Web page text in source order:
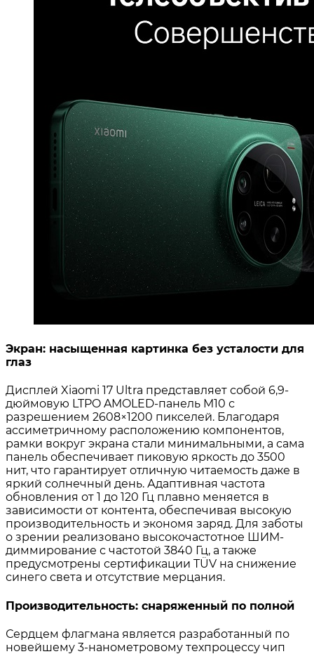
Экран: насыщенная картинка без усталости для
глаз
Дисплей Xiaomi 17 Ultra представляет собой 6,9-
дюймовую LTPO AMOLED-панель M10 с
разрешением 2608×1200 пикселей. Благодаря
ассиметричному расположению компонентов,
рамки вокруг экрана стали минимальными, а сама
панель обеспечивает пиковую яркость до 3500
нит, что гарантирует отличную читаемость даже в
яркий солнечный день. Адаптивная частота
обновления от 1 до 120 Гц плавно меняется в
зависимости от контента, обеспечивая высокую
производительность и экономя заряд. Для заботы
о зрении реализовано высокочастотное ШИМ-
диммирование с частотой 3840 Гц, а также
предусмотрены сертификации TÜV на снижение
синего света и отсутствие мерцания.
Производительность: снаряженный по полной
Сердцем флагмана является разработанный по
новейшему 3-нанометровому техпроцессу чип